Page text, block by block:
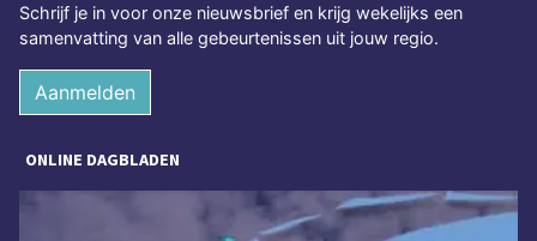
Schrijf je in voor onze nieuwsbrief en krijg wekelijks een
samenvatting van alle gebeurtenissen uit jouw regio.
Aanmelden
ONLINE DAGBLADEN